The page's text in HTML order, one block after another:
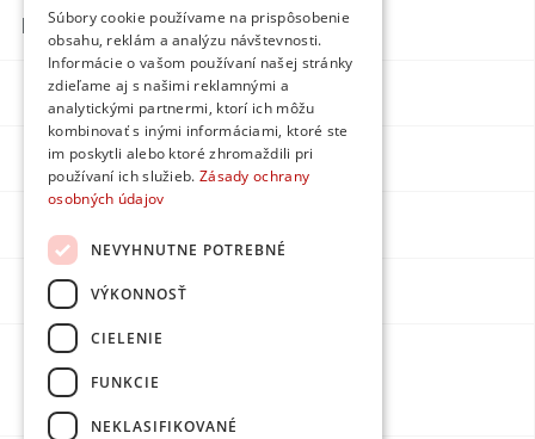
Kapcsolatok
Facebook
Instagram
Youtube
DPMarketing
Súbory cookie používame na prispôsobenie
obsahu, reklám a analýzu návštevnosti.
Informácie o vašom používaní našej stránky
zdieľame aj s našimi reklamnými a
analytickými partnermi, ktorí ich môžu
kombinovať s inými informáciami, ktoré ste
im poskytli alebo ktoré zhromaždili pri
používaní ich služieb. Zásady ochrany
osobných údajov
NEVYHNUTNE POTREBNÉ
VÝKONNOSŤ
CIELENIE
FUNKCIE
NEKLASIFIKOVANÉ